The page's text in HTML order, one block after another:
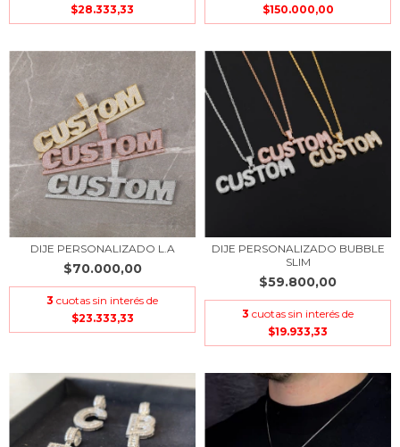
$28.333,33
$150.000,00
DIJE PERSONALIZADO L.A
$70.000,00
3 cuotas sin interés de
$23.333,33
DIJE PERSONALIZADO BUBBLE
SLIM
$59.800,00
3 cuotas sin interés de
$19.933,33